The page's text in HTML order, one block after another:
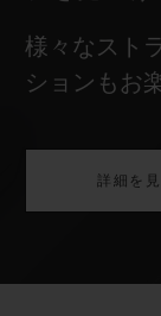
様々なスト
ションもお
詳細を見